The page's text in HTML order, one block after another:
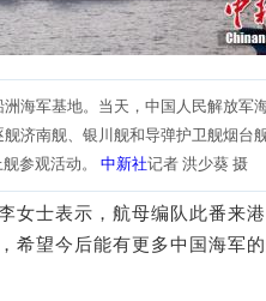
海军基地。当天，中国人民解放军
济南舰、银川舰和导弹护卫舰烟台
参观活动。 中新社记者 洪少葵 摄
士表示，航母编队此番来港
希望今后能有更多中国海军